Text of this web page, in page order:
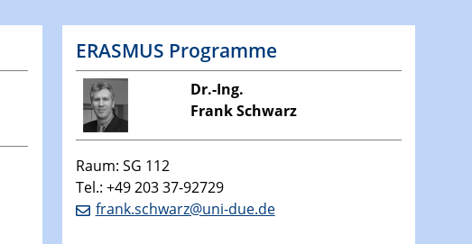
ERASMUS Programme
Dr.-Ing.
Frank Schwarz
Raum: SG 112
Tel.: +49 203 37-92729
frank.schwarz@uni-due.de